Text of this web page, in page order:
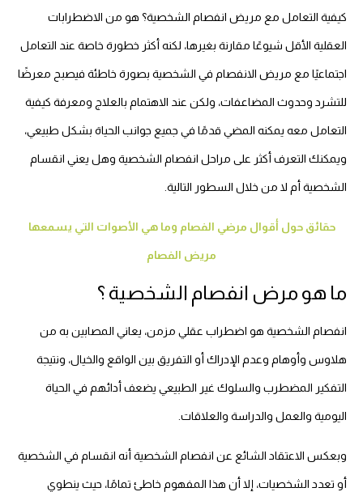
كيفية التعامل مع مريض انفصام الشخصية؟ هو من الاضطرابات
العقلية الأقل شيوعًا مقارنة بغيرها، لكنه أكثر خطورة خاصة عند التعامل
اجتماعيًا مع مريض الانفصام في الشخصية بصورة خاطئة فيصبح معرضًا
للتشرد وحدوث المضاعفات، ولكن عند الاهتمام بالعلاج ومعرفة كيفية
التعامل معه يمكنه المضي قدمًا في جميع جوانب الحياة بشكل طبيعي،
ويمكنك التعرف أكثر على مراحل انفصام الشخصية وهل يعني انقسام
الشخصية أم لا من خلال السطور التالية.
حقائق حول أقوال مرضي الفصام وما هي الأصوات التي يسمعها
مريض الفصام
ما هو مرض انفصام الشخصية ؟
انفصام الشخصية هو اضطراب عقلي مزمن، يعاني المصابين به من
هلاوس وأوهام وعدم الإدراك أو التفريق بين الواقع والخيال، ونتيجة
التفكير المضطرب والسلوك غير الطبيعي يضعف أدائهم في الحياة
اليومية والعمل والدراسة والعلاقات.
وبعكس الاعتقاد الشائع عن انفصام الشخصية أنه انقسام في الشخصية
أو تعدد الشخصيات، إلا أن هذا المفهوم خاطئ تمامًا، حيث ينطوي